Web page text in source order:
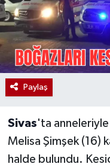
Paylaş
Sivas'ta
Melisa Şimşek (16)
halde bulundu.